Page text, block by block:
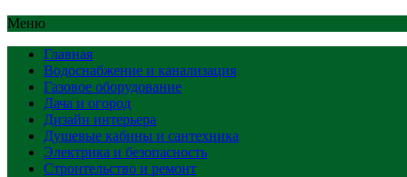
Меню
Главная
Водоснабжение и канализация
Газовое оборудование
Дача и огород
Дизайн интерьера
Душевые кабины и сантехника
Электрика и безопасность
Строительство и ремонт